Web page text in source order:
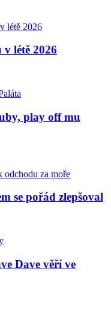
létě 2026
play off mu
se pořád zlepšoval
Dave věří ve